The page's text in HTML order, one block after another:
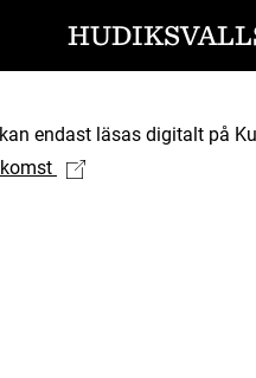
endast läsas digitalt på